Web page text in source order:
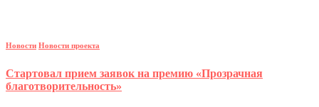
Новости Новости проекта
Стартовал прием заявок на премию «Прозрачная
благотворительность»